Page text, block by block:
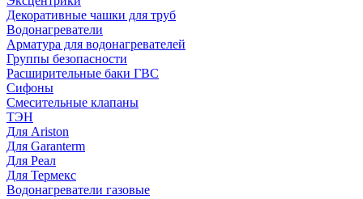
Декоративные чашки для труб
Водонагреватели
Арматура для водонагревателей
Группы безопасности
Расширительные баки ГВС
Сифоны
Смесительные клапаны
ТЭН
Для Ariston
Для Garanterm
Для Реал
Для Термекс
Водонагреватели газовые